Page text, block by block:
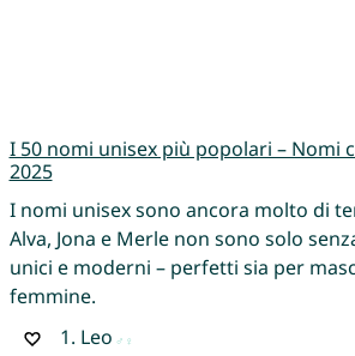
I 50 nomi unisex più popolari – Nomi
2025
I nomi unisex sono ancora molto di
Alva, Jona e Merle non sono solo
unici e moderni – perfetti sia per
femmine.
1. Leo